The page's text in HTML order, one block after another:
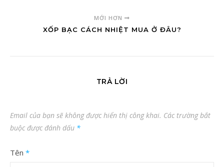
MỚI HƠN
XỐP BẠC CÁCH NHIỆT MUA Ở ĐÂU?
TRẢ LỜI
Email của bạn sẽ không được hiển thị công khai. Các trường bắt
buộc được đánh dấu *
Tên *